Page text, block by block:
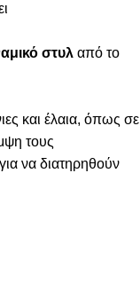
στυλ από το
και έλαια, όπως σε
τους
να διατηρηθούν